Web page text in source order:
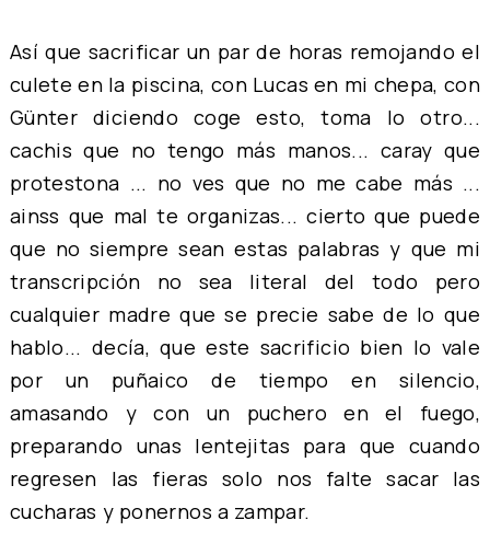
Así que sacrificar un par de horas remojando el
culete en la piscina, con Lucas en mi chepa, con
Günter diciendo coge esto, toma lo otro...
cachis que no tengo más manos... caray que
protestona ... no ves que no me cabe más ...
ainss que mal te organizas... cierto que puede
que no siempre sean estas palabras y que mi
transcripción no sea literal del todo pero
cualquier madre que se precie sabe de lo que
hablo... decía, que este sacrificio bien lo vale
por un puñaico de tiempo en silencio,
amasando y con un puchero en el fuego,
preparando unas lentejitas para que cuando
regresen las fieras solo nos falte sacar las
cucharas y ponernos a zampar.